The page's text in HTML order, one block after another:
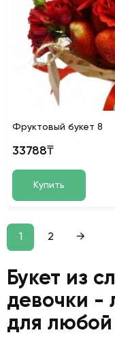
Фруктовый букет 8
33788₸
Купить
1 2 →
Букет из
девочки -
для